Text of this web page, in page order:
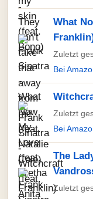
What
Zuletzt
Bei
Zuletzt
Bei
The
Zuletzt